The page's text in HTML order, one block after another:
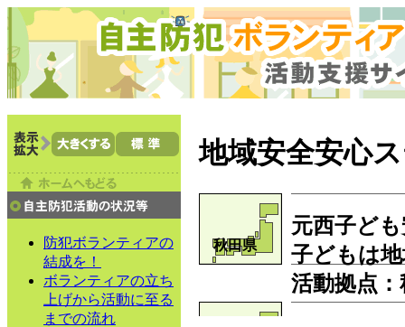
防犯ボランティアの
結成を！
ボランティアの立ち
上げから活動に至る
までの流れ
地域安全安心
秋田県
元西子ど
子どもは
活動拠点